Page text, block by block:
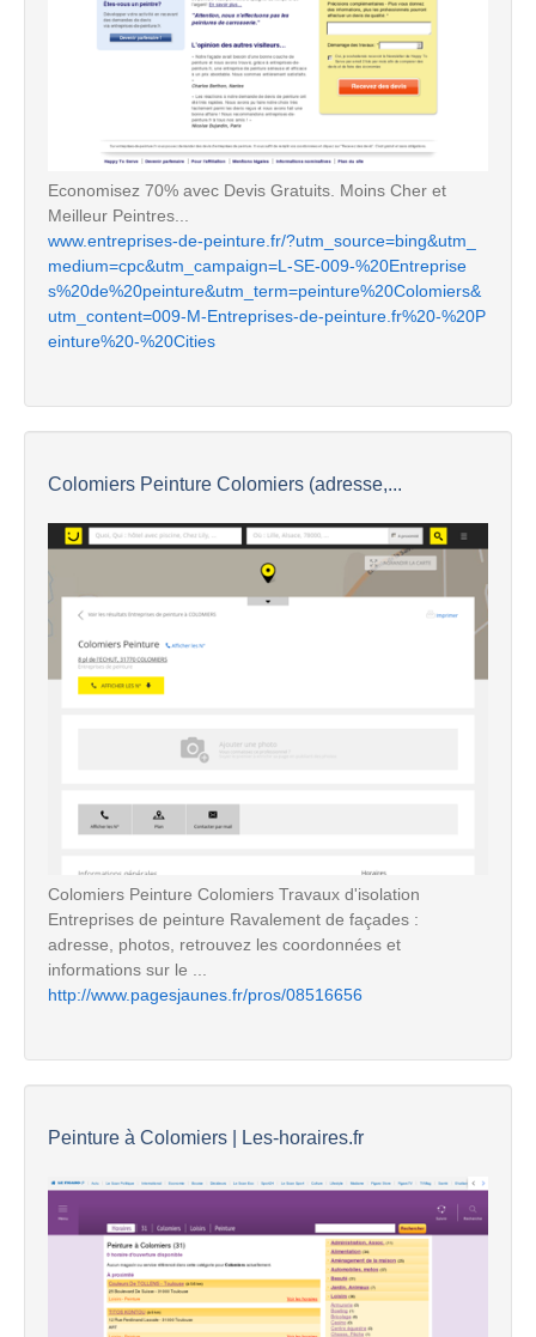
Economisez 70% avec Devis Gratuits. Moins Cher et
Meilleur Peintres...
www.entreprises-de-peinture.fr/?utm_source=bing&utm_
medium=cpc&utm_campaign=L-SE-009-%20Entreprise
s%20de%20peinture&utm_term=peinture%20Colomiers&
utm_content=009-M-Entreprises-de-peinture.fr%20-%20P
einture%20-%20Cities
Colomiers Peinture Colomiers (adresse,...
Colomiers Peinture Colomiers Travaux d'isolation
Entreprises de peinture Ravalement de façades :
adresse, photos, retrouvez les coordonnées et
informations sur le ...
http://www.pagesjaunes.fr/pros/08516656
Peinture à Colomiers | Les-horaires.fr